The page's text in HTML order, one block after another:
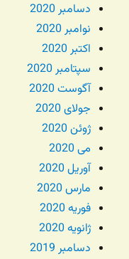
دسامبر 2020
نوامبر 2020
اکتبر 2020
سپتامبر 2020
آگوست 2020
جولای 2020
ژوئن 2020
می 2020
آوریل 2020
مارس 2020
فوریه 2020
ژانویه 2020
دسامبر 2019